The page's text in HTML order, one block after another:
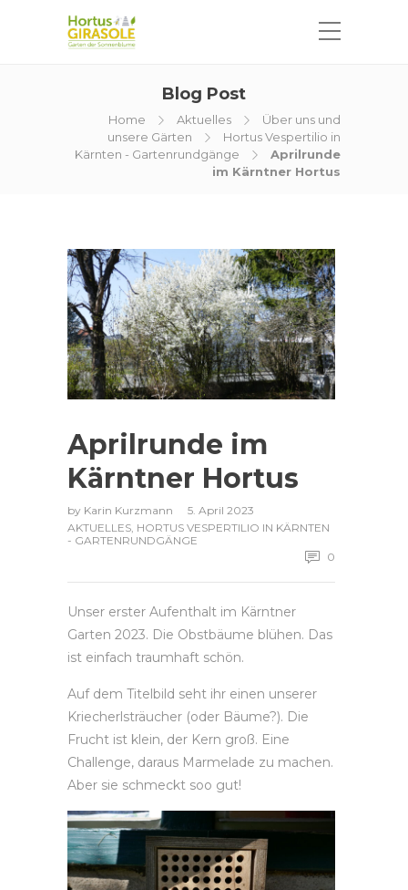
Blog Post
Home Aktuelles
Über uns und
unsere Gärten
Hortus Vespertilio in
Kärnten - Gartenrundgänge
Aprilrunde
im Kärntner Hortus
Aprilrunde im
Kärntner Hortus
by Karin Kurzmann
5. April 2023
AKTUELLES, HORTUS VESPERTILIO IN KÄRNTEN
- GARTENRUNDGÄNGE
0
Unser erster Aufenthalt im Kärntner
Garten 2023. Die Obstbäume blühen. Das
ist einfach traumhaft schön.
Auf dem Titelbild seht ihr einen unserer
Kriecherlsträucher (oder Bäume?). Die
Frucht ist klein, der Kern groß. Eine
Challenge, daraus Marmelade zu machen.
Aber sie schmeckt soo gut!